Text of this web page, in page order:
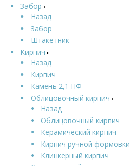
Забор
Назад
Забор
Штакетник
Кирпич
Назад
Кирпич
Камень 2,1 НФ
Облицовочный кирпич
Назад
Облицовочный кирпич
Керамический кирпич
Кирпич ручной формовки
Клинкерный кирпич